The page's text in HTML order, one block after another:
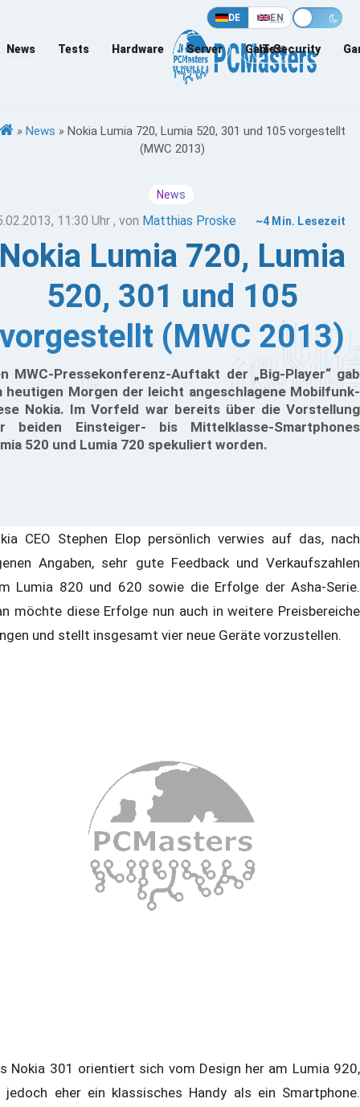
DE EN
News Tests Hardware Server Games
IT-Security
» News » Nokia Lumia 720, Lumia 520, 301 und 105 vorgestellt
(MWC 2013)
News
11:30 Uhr , von Matthias Proske ~4 Min. Lesezeit
Lumia 720, Lumia
520, 301 und 105
vorgestellt (MWC 2013)
MWC-Pressekonferenz-Auftakt der „Big-Player“ gab
heutigen Morgen der leicht angeschlagene Mobilfunk-
Nokia. Im Vorfeld war bereits über die Vorstellung
beiden Einsteiger- bis Mittelklasse-Smartphones
520 und Lumia 720 spekuliert worden.
CEO Stephen Elop persönlich verwies auf das, nach
Angaben, sehr gute Feedback und Verkaufszahlen
Lumia 820 und 620 sowie die Erfolge der Asha-Serie.
möchte diese Erfolge nun auch in weitere Preisbereiche
und stellt insgesamt vier neue Geräte vorzustellen.
Nokia 301 orientiert sich vom Design her am Lumia 920,
eher ein klassisches Handy als ein Smartphone.